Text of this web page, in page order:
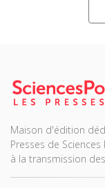
Maison d'édition
Presses de
à la transmission